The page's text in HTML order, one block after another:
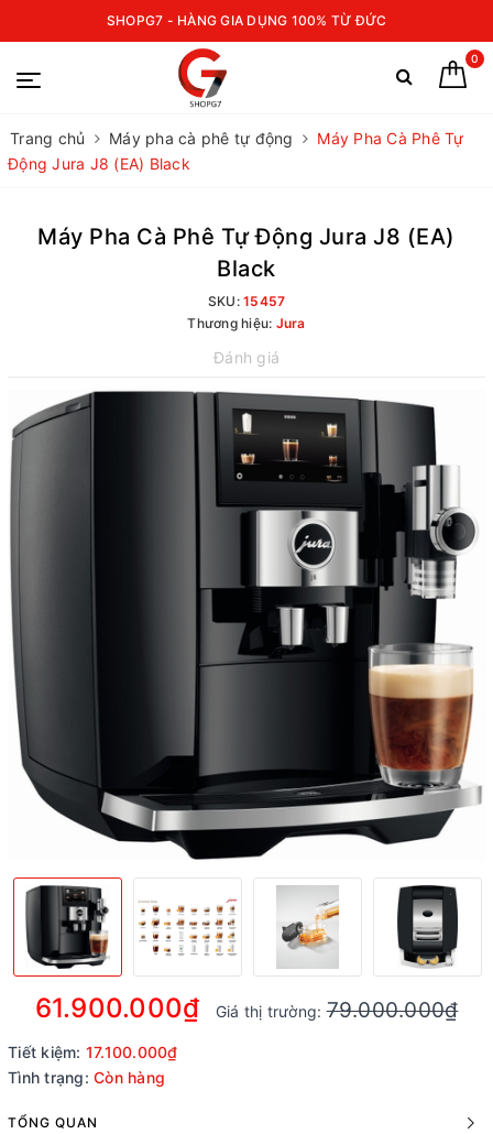
SHOPG7 - HÀNG GIA DỤNG 100% TỪ ĐỨC
0
Trang chủ Máy pha cà phê tự động
Máy Pha Cà Phê Tự
Động Jura J8 (EA) Black
Máy Pha Cà Phê Tự Động Jura J8 (EA)
Black
SKU: 15457
Thương hiệu: Jura
Đánh giá
61.900.000₫ Giá thị trường:79.000.000₫
Tiết kiệm: 17.100.000₫
Tình trạng: Còn hàng
TỔNG QUAN